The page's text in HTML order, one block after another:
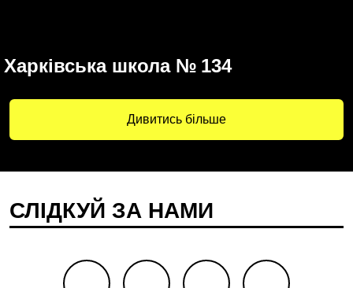
Харківська школа № 134
Дивитись більше
СЛIДКУЙ ЗА НАМИ
facebook youtube instagram